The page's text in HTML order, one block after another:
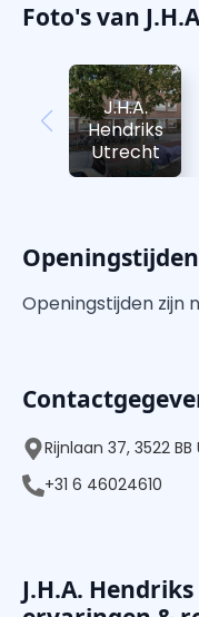
Foto's van
J.H.A.
Hendriks
Utrecht
Openingstijden zijn
Rijnlaan 37, 3522
+31 6 46024610
J.H.A.